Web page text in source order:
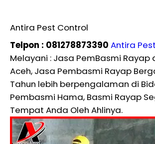
Antira Pest Control
Telpon : 081278873390 Antira
Melayani : Jasa PemBasmi Rayap
Aceh, Jasa Pembasmi Rayap
Tahun lebih berpengalaman di
Pembasmi Hama, Basmi Rayap
Tempat Anda Oleh Ahlinya.